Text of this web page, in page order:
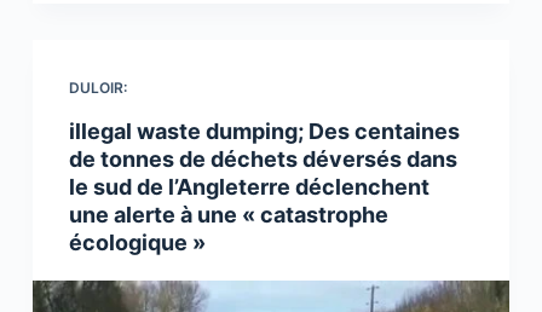
DULOIR:
illegal waste dumping; Des centaines
de tonnes de déchets déversés dans
le sud de l’Angleterre déclenchent
une alerte à une « catastrophe
écologique »